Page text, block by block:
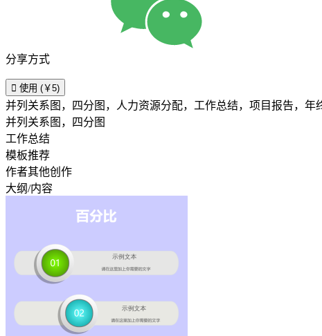
分享方式
 使用 (￥5)
并列关系图，四分图，人力资源分配，工作总结，项目报告，年
并列关系图，四分图
工作总结
模板推荐
作者其他创作
大纲/内容